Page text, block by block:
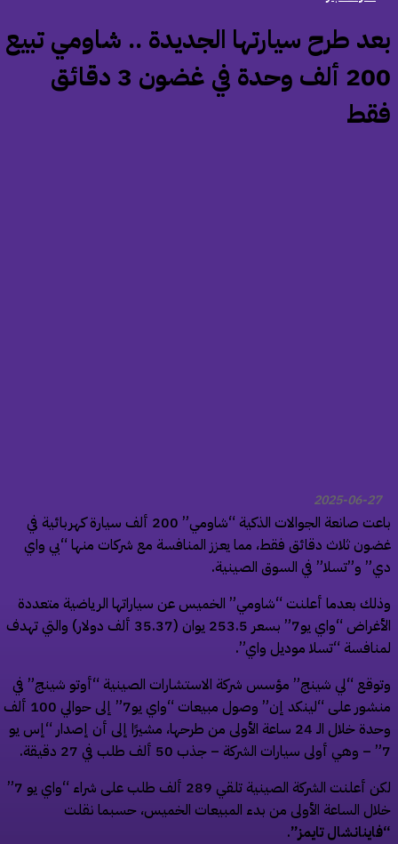
طرح سيارتها الجديدة .. شاومي تبيع
200 ألف وحدة في غضون 3 دقائق
2025-06-27
باعت صانعة الجوالات الذكية “شاومي” 200 ألف سيارة كهربائية في
ثلاث دقائق فقط، مما يعزز المنافسة مع شركات منها “بي واي
و”تسلا” في السوق الصينية.
بعدما أعلنت “شاومي” الخميس عن سياراتها الرياضية متعددة
الأغراض “واي يو7” بسعر 253.5 يوان (35.37 ألف دولار) والتي تهدف
“تسلا موديل واي”.
“لي شينج” مؤسس شركة الاستشارات الصينية “أوتو شينج” في
منشور على “لينكد إن” وصول مبيعات “واي يو7” إلى حوالي 100 ألف
وحدة خلال الـ 24 ساعة الأولى من طرحها، مشيرًا إلى أن إصدار “إس يو
لكن أعلنت الشركة الصينية تلقي 289 ألف طلب على شراء “واي يو 7”
الساعة الأولى من بدء المبيعات الخميس، حسبما نقلت
تايمز”.